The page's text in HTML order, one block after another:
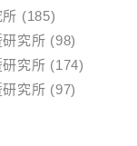
(185)
究所 (98)
研究所 (174)
究所 (97)